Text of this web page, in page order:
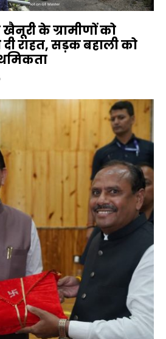
के ग्रामीणों को
राहत, सड़क बहाली को